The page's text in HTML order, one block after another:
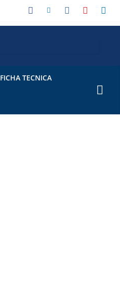
FICHA TECNICA